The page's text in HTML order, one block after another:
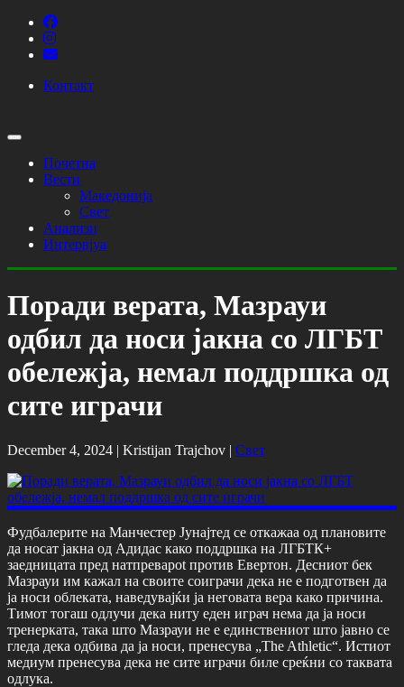
Контакт
Почетна
Вести
Македонија
Свет
Анализи
Интервјуа
Поради верата, Мазрауи
одбил да носи јакна со ЛГБТ
обележја, немал поддршка од
сите играчи
December 4, 2024 | Kristijan Trajchov | Свет
Фудбалерите на Манчестер Јунајтед се откажаа од плановите
да носат јакна од Адидас како поддршка на ЛГБТК+
заедницата пред натпреварot против Евертон. Десниот бек
Мазрауи им кажал на своите соиграчи дека не е подготвен да
ја носи облеката, наведувајќи ја неговата вера како причина.
Тимот тогаш одлучи дека ниту еден играч нема да ја носи
тренерката, така што Мазрауи не е единствениот што јавно се
гледа дека одбива да ја носи, пренесува „The Athletic“. Истиот
медиум пренесува дека не сите играчи биле среќни со таквата
одлука.